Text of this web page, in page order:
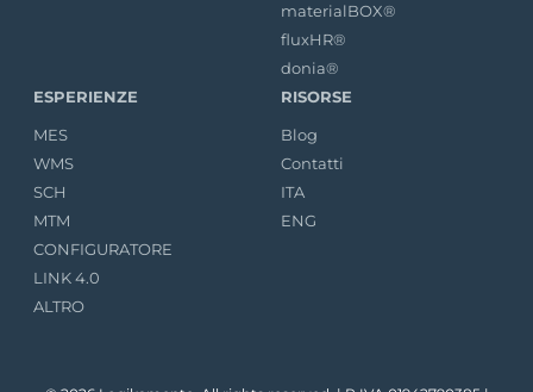
materialBOX®
fluxHR®
donia®
ESPERIENZE
MES
WMS
SCH
MTM
CONFIGURATORE
LINK 4.0
ALTRO
RISORSE
Blog
Contatti
ITA
ENG